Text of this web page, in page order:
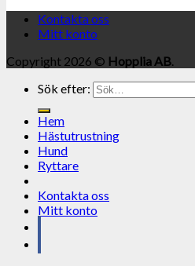
Kontakta oss
Mitt konto
Copyright 2026 © Hopplia AB.
Sök efter:
Hem
Hästutrustning
Hund
Ryttare
Kontakta oss
Mitt konto